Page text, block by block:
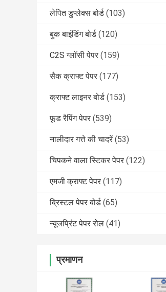
लेपित डुप्लेक्स बोर्ड (103)
बुक बाइंडिंग बोर्ड (120)
C2S ग्लॉसी पेपर (159)
सैक क्राफ्ट पेपर (177)
क्राफ्ट लाइनर बोर्ड (153)
फूड रैपिंग पेपर (539)
नालीदार गत्ते की चादरें (53)
चिपकने वाला स्टिकर पेपर (122)
एमजी क्राफ्ट पेपर (117)
ब्रिस्टल पेपर बोर्ड (65)
न्यूजप्रिंट पेपर रोल (41)
प्रमाणन